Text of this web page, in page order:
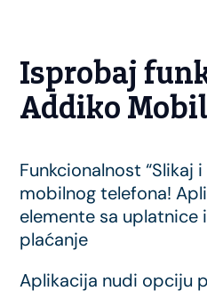
Isprobaj
Addiko
Funkcionalnost “Slikaj
mobilnog telefona!
elemente sa uplatnice
plaćanje
Aplikacija nudi opciju